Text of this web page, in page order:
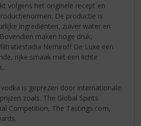
volgens het originele recept en
De productie is
ingrediënten, zuiver water en
maken hoge druk,
Nemiroff De Luxe een
rijke smaak met een lichte
is geprezen door internationale
zoals: The Global Spirits
Competition, The Tastings.com,